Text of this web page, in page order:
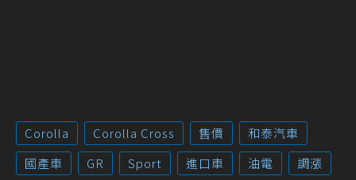
Corolla Corolla Cross 售價
和泰汽車
國產車
GR Sport 進口車 油電 調漲